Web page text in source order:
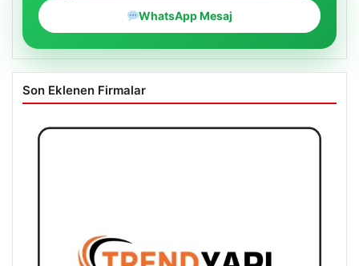
WhatsApp Mesaj
Son Eklenen Firmalar